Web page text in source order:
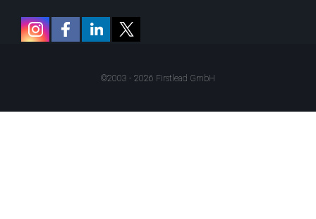
©2003 - 2026 Firstlead GmbH